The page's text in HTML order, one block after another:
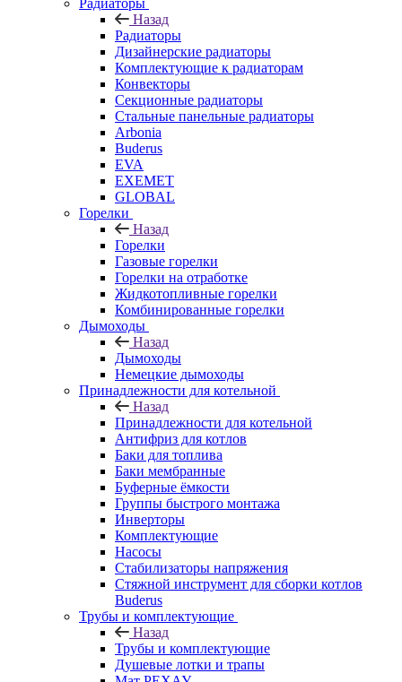
Радиаторы
Назад
Радиаторы
Дизайнерские радиаторы
Комплектующие к радиаторам
Конвекторы
Секционные радиаторы
Стальные панельные радиаторы
Arbonia
Buderus
EVA
EXEMET
GLOBAL
Горелки
Назад
Горелки
Газовые горелки
Горелки на отработке
Жидкотопливные горелки
Комбинированные горелки
Дымоходы
Назад
Дымоходы
Немецкие дымоходы
Принадлежности для котельной
Назад
Принадлежности для котельной
Антифриз для котлов
Баки для топлива
Баки мембранные
Буферные ёмкости
Группы быстрого монтажа
Инверторы
Комплектующие
Насосы
Стабилизаторы напряжения
Стяжной инструмент для сборки котлов
Buderus
Трубы и комплектующие
Назад
Трубы и комплектующие
Душевые лотки и трапы